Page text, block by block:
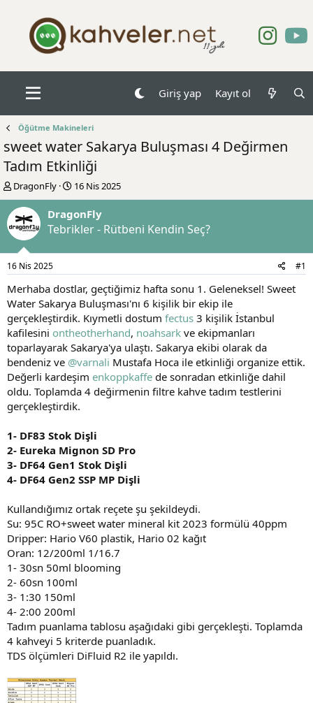
Giriş yap Kayıt ol
Öğütme Makineleri
sweet water Sakarya Buluşması 4 Değirmen
Tadım Etkinliği
K
o
n
b
u
u
b
a
ş
l
a
t
a
n
DragonFly
B
a
ş
l
a
ı
ç
a
r
i
h
i
16 Nis 2025
DragonFly
Tebrikler - Rütbeni Kendin Seç?
16 Nis 2025 #1
Merhaba dostlar, geçtiğimiz hafta sonu 1. Geleneksel! Sweet
Water Sakarya Buluşması'nı 6 kişilik bir ekip ile
gerçekleştirdik. Kıymetli dostum fectus 3 kişilik İstanbul
kafilesini ontheotherhand, noahsark ve ekipmanları
toparlayarak Sakarya'ya ulaştı. Sakarya ekibi olarak da
bendeniz ve @varnali Mustafa Hoca ile etkinliği organize ettik.
Değerli kardeşim enkoppkaffe de sonradan etkinliğe dahil
oldu. Toplamda 4 değirmenin filtre kahve tadım testlerini
gerçekleştirdik.
1- DF83 Stok Dişli
2- Eureka Mignon SD Pro
3- DF64 Gen1 Stok Dişli
4- DF64 Gen2 SSP MP Dişli
Kullandığımız ortak reçete şu şekildeydi.
Su: 95C RO+sweet water mineral kit 2023 formülü 40ppm
Dripper: Hario V60 plastik, Hario 02 kağıt
Oran: 12/200ml 1/16.7
1- 30sn 50ml blooming
2- 60sn 100ml
3- 1:30 150ml
4- 2:00 200ml
Tadım puanlama tablosu aşağıdaki gibi gerçekleşti. Toplamda
4 kahveyi 5 kriterde puanladık.
TDS ölçümleri DiFluid R2 ile yapıldı.